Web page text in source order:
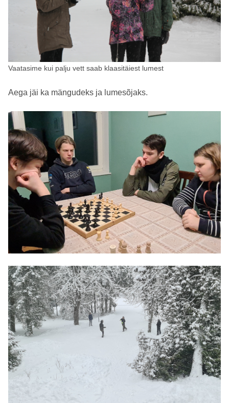
Vaatasime kui palju vett saab klaasitäiest lumest
Aega jäi ka mängudeks ja lumesõjaks.